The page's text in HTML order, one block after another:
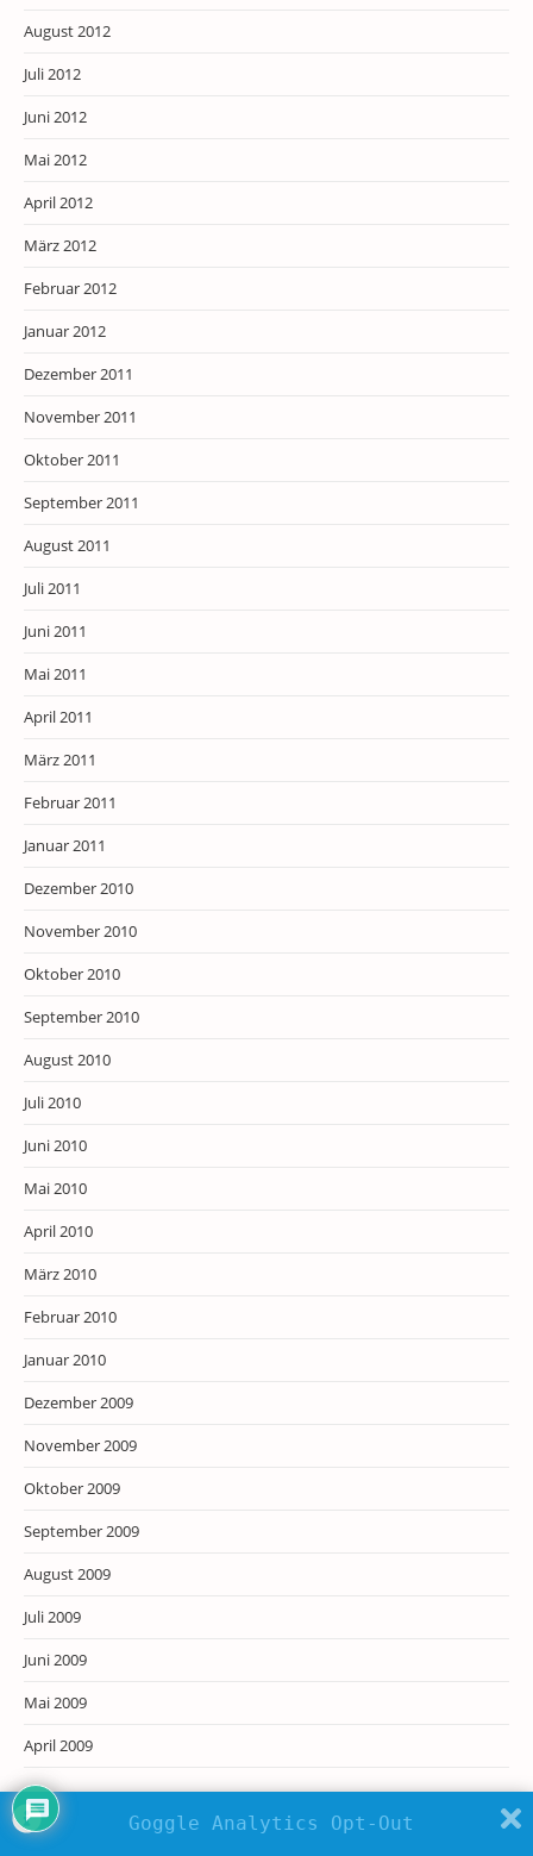
August 2012
Juli 2012
Juni 2012
Mai 2012
April 2012
März 2012
Februar 2012
Januar 2012
Dezember 2011
November 2011
Oktober 2011
September 2011
August 2011
Juli 2011
Juni 2011
Mai 2011
April 2011
März 2011
Februar 2011
Januar 2011
Dezember 2010
November 2010
Oktober 2010
September 2010
August 2010
Juli 2010
Juni 2010
Mai 2010
April 2010
März 2010
Februar 2010
Januar 2010
Dezember 2009
November 2009
Oktober 2009
September 2009
August 2009
Juli 2009
Juni 2009
Mai 2009
April 2009
Goggle Analytics Opt-Out